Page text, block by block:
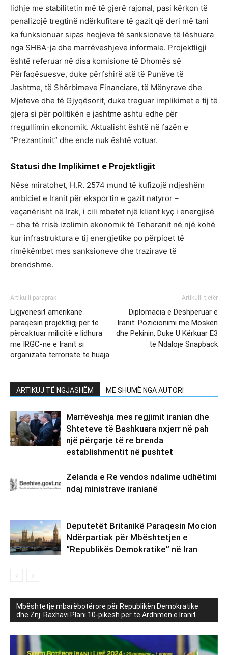
lidhje me stabilitetin më të gjerë rajonal, pasi kërkon të
penalizojë tregtinë ndërkufitare të gazit që deri më tani
ka funksionuar sipas heqjeve të sanksioneve të lëshuara
nga SHBA-ja dhe marrëveshjeve informale. Projektligji
është referuar në disa komisione të Dhomës së
Përfaqësuesve, duke përfshirë atë të Punëve të
Jashtme, të Shërbimeve Financiare, të Mënyrave dhe
Mjeteve dhe të Gjyqësorit, duke treguar implikimet e tij të
gjera si për politikën e jashtme ashtu edhe për
rregullimin ekonomik. Aktualisht është në fazën e
“Prezantimit” dhe ende nuk është votuar.
Statusi dhe Implikimet e Projektligjit
Nëse miratohet, H.R. 2574 mund të kufizojë ndjeshëm
ambiciet e Iranit për eksportin e gazit natyror –
veçanërisht në Irak, i cili mbetet një klient kyç i energjisë
– dhe të rrisë izolimin ekonomik të Teheranit në një kohë
kur infrastruktura e tij energjetike po përpiqet të
rimëkëmbet mes sanksioneve dhe trazirave të
brendshme.
Artikulli paraprak
Ligjvënësit amerikanë
paraqesin projektligj për të
përcaktuar milicitë e lidhura
me IRGC-në e Iranit si
organizata terroriste të huaja
Artikulli tjetër
Diplomacia e Dëshpëruar e
Iranit: Pozicionimi me Moskën
dhe Pekinin, Duke U Kërkuar E3
të Ndalojë Snapback
ARTIKUJ TË NGJASHËM MË SHUMË NGA AUTORI
Marrëveshja mes regjimit iranian dhe
Shteteve të Bashkuara nxjerr në pah
një përçarje të re brenda
establishmentit në pushtet
Zelanda e Re vendos ndalime udhëtimi
ndaj ministrave iranianë
Deputetët Britanikë Paraqesin Mocion
Ndërpartiak për Mbështetjen e
“Republikës Demokratike” në Iran
Mbështetje mbarëbotërore për Republikën Demokratike
dhe Znj. Raxhavi Plani 10-pikësh për të Ardhmen e Iranit